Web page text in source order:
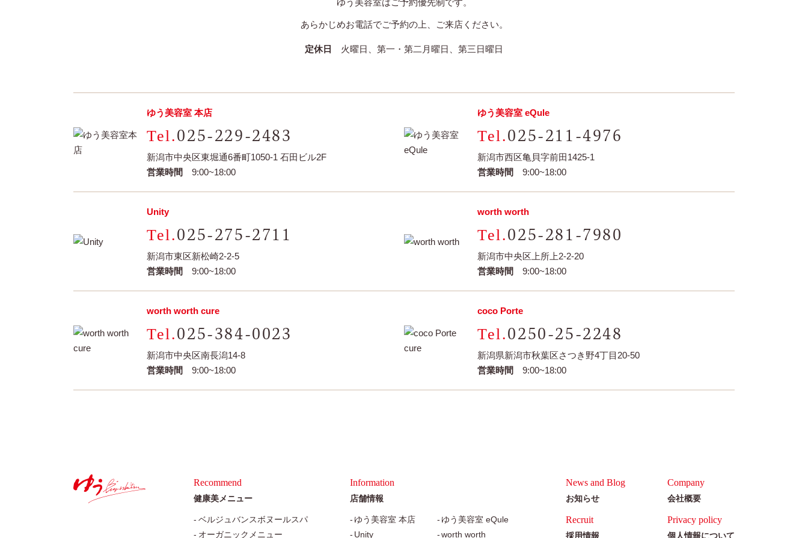
ゆう美容室はご予約優先制です。
あらかじめお電話でご予約の上、ご来店ください。
定休日 火曜日、第一・第二月曜日、第三日曜日
ゆう美容室 本店
025-229-2483
新潟市中央区東堀通6番町1050-1 石田ビル2F
営業時間
9:00~18:00
ゆう美容室 eQule
025-211-4976
新潟市西区亀貝字前田1425-1
営業時間
9:00~18:00
Unity
025-275-2711
新潟市東区新松崎2-2-5
営業時間
9:00~18:00
worth worth
025-281-7980
新潟市中央区上所上2-2-20
営業時間
9:00~18:00
worth worth cure
025-384-0023
新潟市中央区南長潟14-8
営業時間
9:00~18:00
coco Porte
0250-25-2248
新潟県新潟市秋葉区さつき野4丁目20-50
営業時間
9:00~18:00
Recommend
健康美メニュー
ベルジュバンスボヌールスパ
オーガニックメニュー
Information
店舗情報
ゆう美容室 本店
ゆう美容室 eQule
Unity
worth worth
News and Blog
お知らせ
Recruit
採用情報
Company
会社概要
Privacy policy
個人情報について